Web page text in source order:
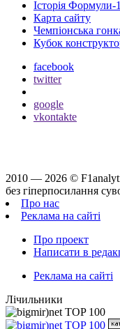
Історія Формули-1
Карта сайту
Чемпіонська
Кубок
facebook
twitter
google
vkontakte
2010 — 2026 ©
без гіперпосилання
Про нас
Реклама на сайті
Про проект
Написати в
Реклама на сайті
Лічильники